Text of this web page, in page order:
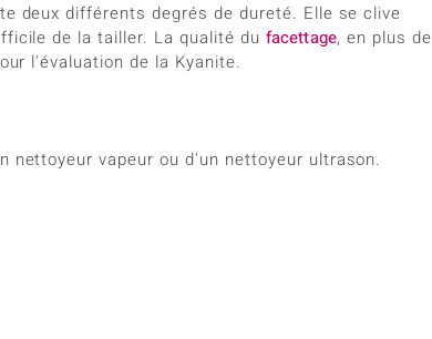
deux différents degrés de dureté. Elle se clive
de la tailler. La qualité du facettage, en plus de
l'évaluation de la Kyanite.
nettoyeur vapeur ou d'un nettoyeur ultrason.